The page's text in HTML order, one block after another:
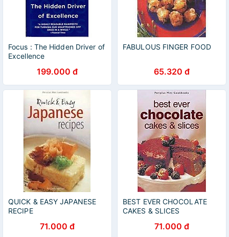
Focus : The Hidden Driver of
Excellence
199.000 đ
FABULOUS FINGER FOOD
65.320 đ
QUICK & EASY JAPANESE
RECIPE
71.000 đ
BEST EVER CHOCOLATE
CAKES & SLICES
71.000 đ